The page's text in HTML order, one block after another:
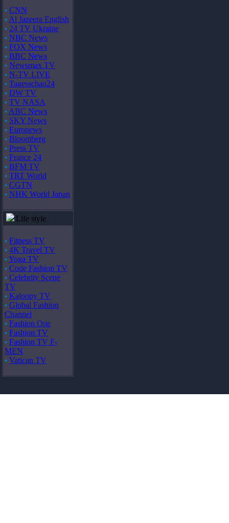
CNN
Al Jazeera English
24 TV Ukraine
NBC News
FOX News
BBC News
Newsmax TV
N-TV LIVE
Tagesschau24
DW TV
TV NASA
ABC News
SKY News
Euronews
Bloomberg
Press TV
France 24
BFM TV
TRT World
CGTN
NHK World Japan
Life style
Fitness TV
4K Travel TV
Yoga TV
Code Fashion TV
Celebrity Scene
TV
Kaloopy TV
Global Fashion
Channel
Fashion One
Fashion TV
Fashion TV F-
MEN
Vatican TV